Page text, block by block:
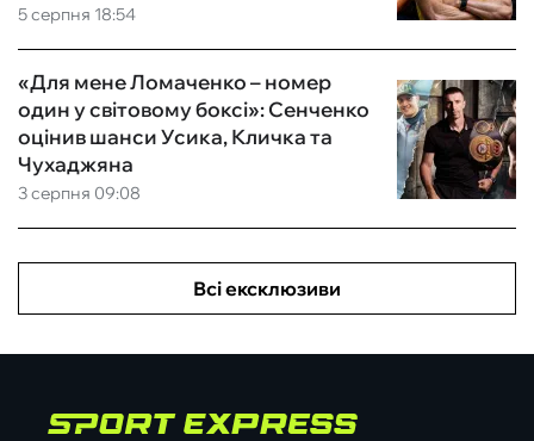
5 серпня 18:54
3 серпня 09:08
«Для мене Ломаченко – номер
один у світовому боксі»: Сенченко
оцінив шанси Усика, Кличка та
Чухаджяна
Всі ексклюзиви